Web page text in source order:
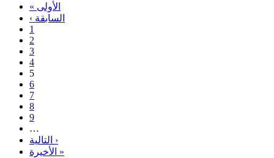
« الأولى
‹ السابقة
1
2
3
4
5
6
7
8
9
…
التالية ›
الأخيرة »